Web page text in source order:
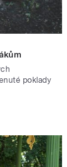
poklady